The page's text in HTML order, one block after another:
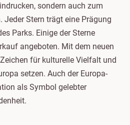
sondern auch zum
Jeder Stern trägt eine Prägung
Parks. Einige der Sterne
angeboten. Mit dem neuen
für kulturelle Vielfalt und
setzen. Auch der Europa-
als Symbol gelebter